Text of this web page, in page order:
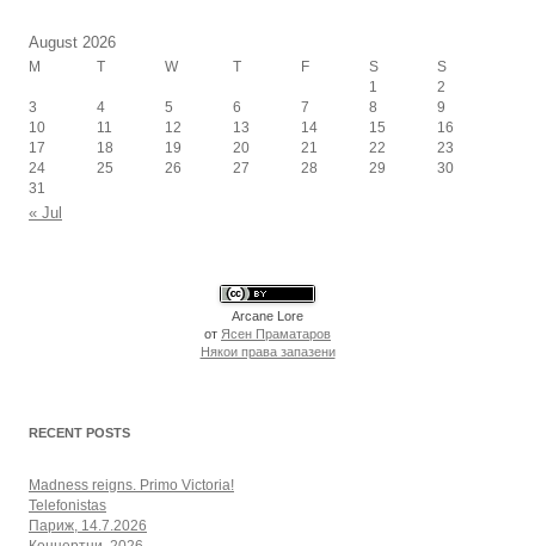
August 2026
M T W T F S
S
1
2
3
4 5 6 7 8
9
10
11 12 13 14 15
16
17
18 19 20 21 22
23
24
25 26 27 28 29
30
31
« Jul
Arcane Lore
от Ясен Праматаров
Някои права запазени
RECENT POSTS
Madness reigns. Primo Victoria!
Telefonistas
Париж, 14.7.2026